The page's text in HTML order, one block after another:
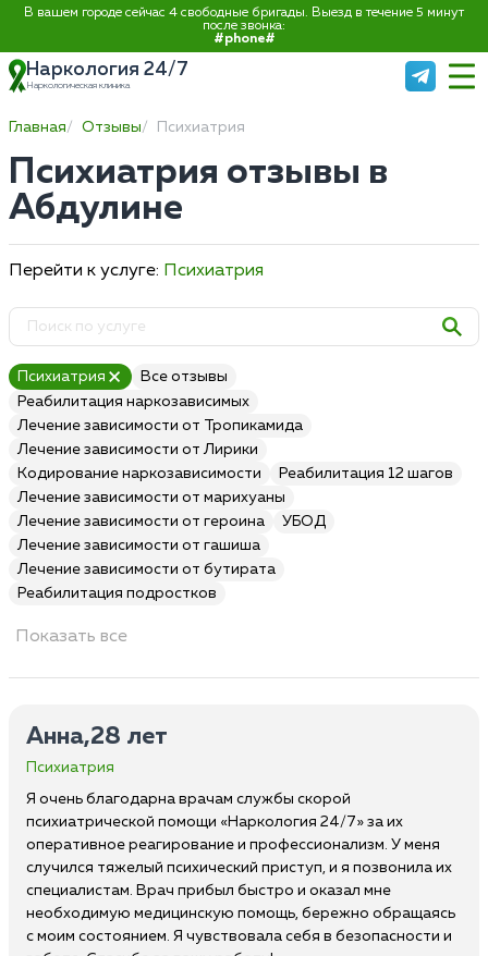
В вашем городе сейчас 4 свободные бригады. Выезд в течение 5 минут
после звонка:
#phone#
Наркология 24/7
Наркологическая клиника
Главная Отзывы Психиатрия
Психиатрия отзывы в
Абдулине
Перейти к услуге: Психиатрия
Психиатрия
Все отзывы
Реабилитация наркозависимых
Лечение зависимости от Тропикамида
Лечение зависимости от Лирики
Кодирование наркозависимости
Реабилитация 12 шагов
Лечение зависимости от марихуаны
Лечение зависимости от героина
УБОД
Лечение зависимости от гашиша
Лечение зависимости от бутирата
Реабилитация подростков
Показать все
Анна,28 лет
Психиатрия
Я очень благодарна врачам службы скорой
психиатрической помощи «Наркология 24/7» за их
оперативное реагирование и профессионализм. У меня
случился тяжелый психический приступ, и я позвонила их
специалистам. Врач прибыл быстро и оказал мне
необходимую медицинскую помощь, бережно обращаясь
с моим состоянием. Я чувствовала себя в безопасности и